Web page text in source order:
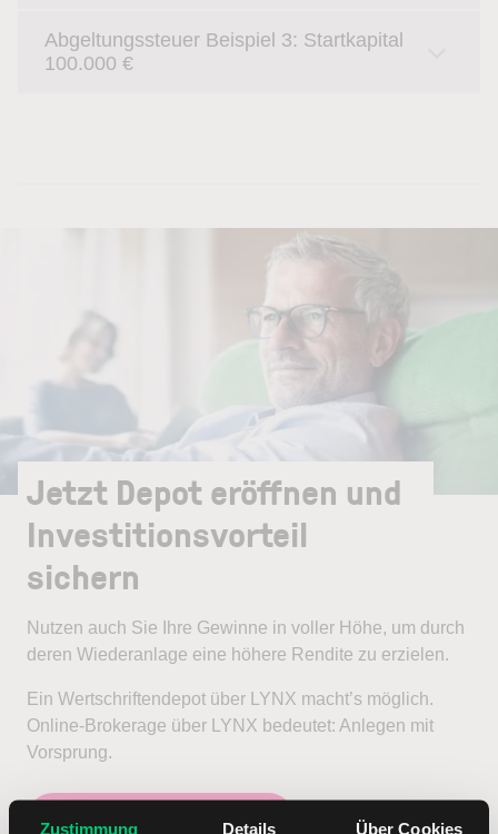
Zustimmung Details Über Cookies
Abgeltungssteuer Beispiel 3: Startkapital
100.000 €
Jetzt Depot eröffnen und
Investitionsvorteil
sichern
Nutzen auch Sie Ihre Gewinne in voller Höhe, um durch
deren Wiederanlage eine höhere Rendite zu erzielen.
Ein Wertschriftendepot über LYNX macht’s möglich.
Online-Brokerage über LYNX bedeutet: Anlegen mit
Vorsprung.
Jetzt Depot eröffnen